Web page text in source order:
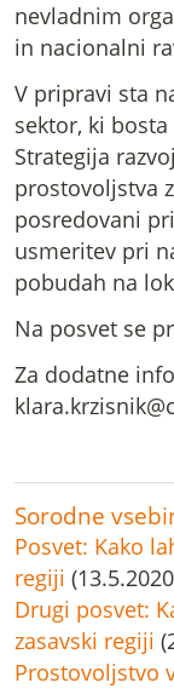
nevladnim
in nacionalni
V pripravi sta
sektor, ki
Strategija
prostovoljstva
posredovani
usmeritev pri
pobudah na
Na posvet se
Za dodatne
Sorodne
Posvet: Kako
regiji
Drugi posvet:
zasavski regiji
Prostovoljstvo